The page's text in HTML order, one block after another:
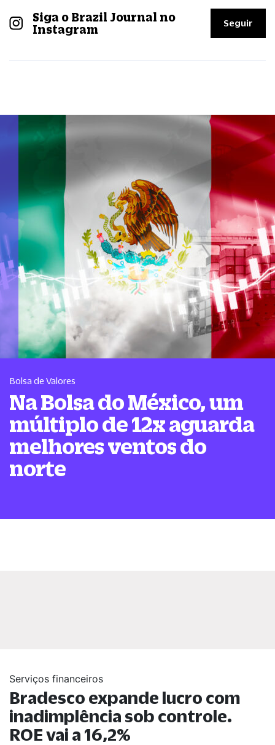
Siga o Brazil Journal no
Instagram
Seguir
Bolsa de Valores
Na Bolsa do México, um
múltiplo de 12x aguarda
melhores ventos do
norte
Serviços financeiros
Bradesco expande lucro com
inadimplência sob controle.
ROE vai a 16,2%